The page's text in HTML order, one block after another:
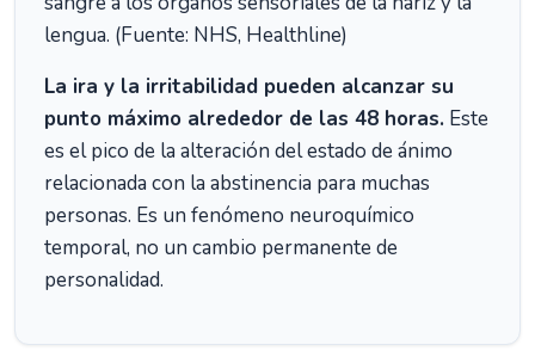
lengua. (Fuente: NHS, Healthline)
La ira y la irritabilidad pueden alcanzar su
punto máximo alrededor de las 48 horas. Este
es el pico de la alteración del estado de ánimo
relacionada con la abstinencia para muchas
personas. Es un fenómeno neuroquímico
temporal, no un cambio permanente de
personalidad.